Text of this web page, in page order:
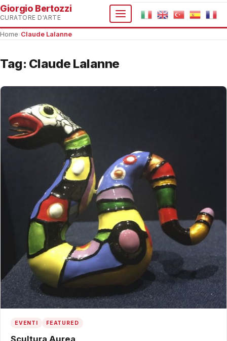
Giorgio Bertozzi
CURATORE D'ARTE
Home Claude Lalanne
Tag: Claude Lalanne
EVENTI FEATURED